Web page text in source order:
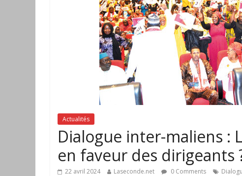
Actualités
Dialogue inter-maliens :
en faveur des dirigeants
22 avril 2024 Laseconde.net 0 Comments